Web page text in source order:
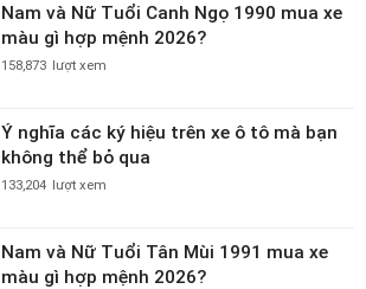
Nam và Nữ Tuổi Canh Ngọ 1990 mua xe
màu gì hợp mệnh 2026?
158,873 lượt xem
Ý nghĩa các ký hiệu trên xe ô tô mà bạn
không thể bỏ qua
133,204 lượt xem
Nam và Nữ Tuổi Tân Mùi 1991 mua xe
màu gì hợp mệnh 2026?